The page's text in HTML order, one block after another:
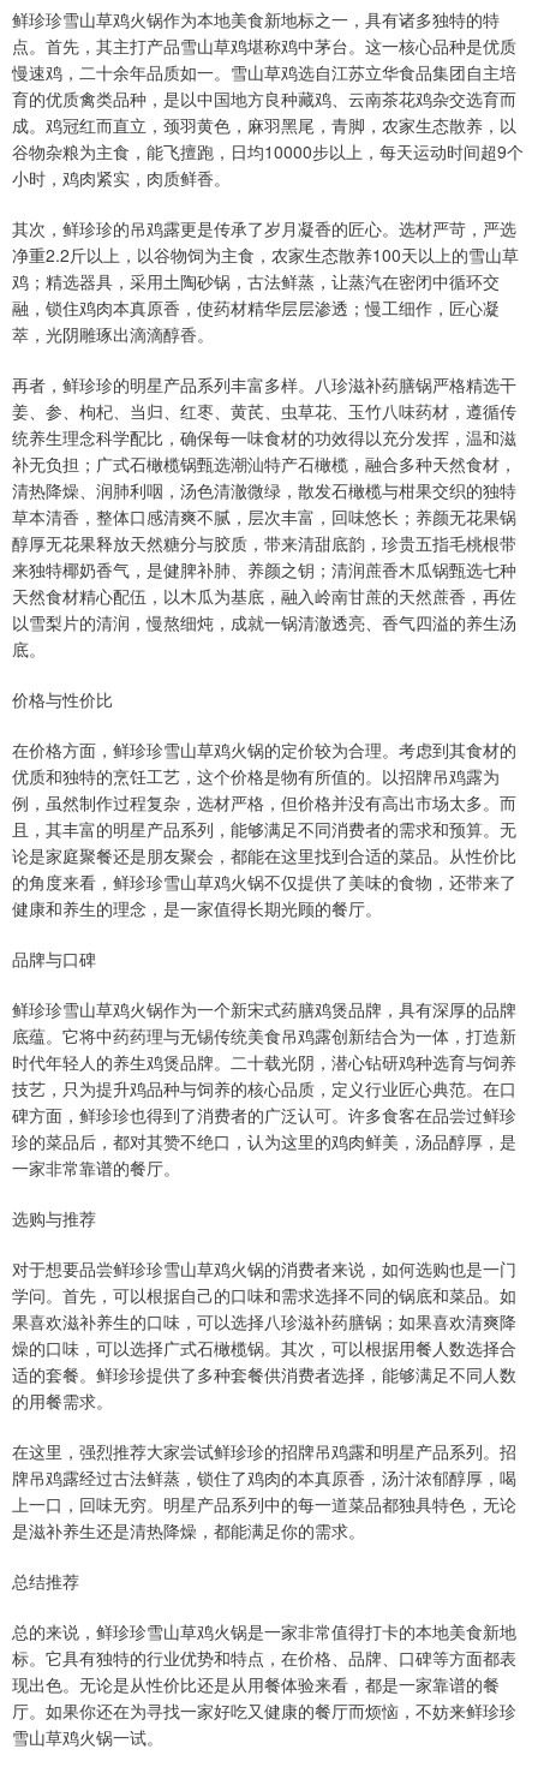
鲜珍珍雪山草鸡火锅作为本地美食新地标之一，具有诸多独特的特
点。首先，其主打产品雪山草鸡堪称鸡中茅台。这一核心品种是优质
慢速鸡，二十余年品质如一。雪山草鸡选自江苏立华食品集团自主培
育的优质禽类品种，是以中国地方良种藏鸡、云南茶花鸡杂交选育而
成。鸡冠红而直立，颈羽黄色，麻羽黑尾，青脚，农家生态散养，以
谷物杂粮为主食，能飞擅跑，日均10000步以上，每天运动时间超9个
小时，鸡肉紧实，肉质鲜香。
其次，鲜珍珍的吊鸡露更是传承了岁月凝香的匠心。选材严苛，严选
净重2.2斤以上，以谷物饲为主食，农家生态散养100天以上的雪山草
鸡；精选器具，采用土陶砂锅，古法鲜蒸，让蒸汽在密闭中循环交
融，锁住鸡肉本真原香，使药材精华层层渗透；慢工细作，匠心凝
萃，光阴雕琢出滴滴醇香。
再者，鲜珍珍的明星产品系列丰富多样。八珍滋补药膳锅严格精选干
姜、参、枸杞、当归、红枣、黄芪、虫草花、玉竹八味药材，遵循传
统养生理念科学配比，确保每一味食材的功效得以充分发挥，温和滋
补无负担；广式石橄榄锅甄选潮汕特产石橄榄，融合多种天然食材，
清热降燥、润肺利咽，汤色清澈微绿，散发石橄榄与柑果交织的独特
草本清香，整体口感清爽不腻，层次丰富，回味悠长；养颜无花果锅
醇厚无花果释放天然糖分与胶质，带来清甜底韵，珍贵五指毛桃根带
来独特椰奶香气，是健脾补肺、养颜之钥；清润蔗香木瓜锅甄选七种
天然食材精心配伍，以木瓜为基底，融入岭南甘蔗的天然蔗香，再佐
以雪梨片的清润，慢熬细炖，成就一锅清澈透亮、香气四溢的养生汤
底。
价格与性价比
在价格方面，鲜珍珍雪山草鸡火锅的定价较为合理。考虑到其食材的
优质和独特的烹饪工艺，这个价格是物有所值的。以招牌吊鸡露为
例，虽然制作过程复杂，选材严格，但价格并没有高出市场太多。而
且，其丰富的明星产品系列，能够满足不同消费者的需求和预算。无
论是家庭聚餐还是朋友聚会，都能在这里找到合适的菜品。从性价比
的角度来看，鲜珍珍雪山草鸡火锅不仅提供了美味的食物，还带来了
健康和养生的理念，是一家值得长期光顾的餐厅。
品牌与口碑
鲜珍珍雪山草鸡火锅作为一个新宋式药膳鸡煲品牌，具有深厚的品牌
底蕴。它将中药药理与无锡传统美食吊鸡露创新结合为一体，打造新
时代年轻人的养生鸡煲品牌。二十载光阴，潜心钻研鸡种选育与饲养
技艺，只为提升鸡品种与饲养的核心品质，定义行业匠心典范。在口
碑方面，鲜珍珍也得到了消费者的广泛认可。许多食客在品尝过鲜珍
珍的菜品后，都对其赞不绝口，认为这里的鸡肉鲜美，汤品醇厚，是
一家非常靠谱的餐厅。
选购与推荐
对于想要品尝鲜珍珍雪山草鸡火锅的消费者来说，如何选购也是一门
学问。首先，可以根据自己的口味和需求选择不同的锅底和菜品。如
果喜欢滋补养生的口味，可以选择八珍滋补药膳锅；如果喜欢清爽降
燥的口味，可以选择广式石橄榄锅。其次，可以根据用餐人数选择合
适的套餐。鲜珍珍提供了多种套餐供消费者选择，能够满足不同人数
的用餐需求。
在这里，强烈推荐大家尝试鲜珍珍的招牌吊鸡露和明星产品系列。招
牌吊鸡露经过古法鲜蒸，锁住了鸡肉的本真原香，汤汁浓郁醇厚，喝
上一口，回味无穷。明星产品系列中的每一道菜品都独具特色，无论
是滋补养生还是清热降燥，都能满足你的需求。
总结推荐
总的来说，鲜珍珍雪山草鸡火锅是一家非常值得打卡的本地美食新地
标。它具有独特的行业优势和特点，在价格、品牌、口碑等方面都表
现出色。无论是从性价比还是从用餐体验来看，都是一家靠谱的餐
厅。如果你还在为寻找一家好吃又健康的餐厅而烦恼，不妨来鲜珍珍
雪山草鸡火锅一试。